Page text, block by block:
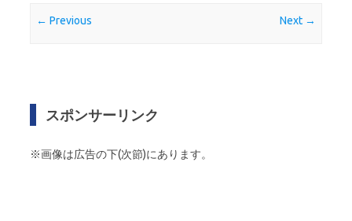
← Previous Next →
スポンサーリンク
※画像は広告の下(次節)にあります。